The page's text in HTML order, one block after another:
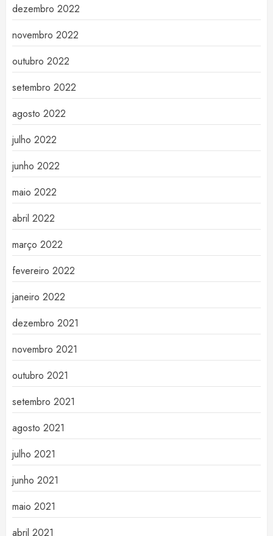
dezembro 2022
novembro 2022
outubro 2022
setembro 2022
agosto 2022
julho 2022
junho 2022
maio 2022
abril 2022
março 2022
fevereiro 2022
janeiro 2022
dezembro 2021
novembro 2021
outubro 2021
setembro 2021
agosto 2021
julho 2021
junho 2021
maio 2021
abril 2021